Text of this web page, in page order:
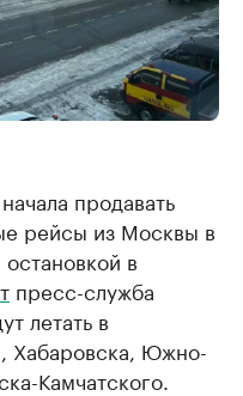
продавать
рейсы из Москвы в
в
пресс-служба
летать в
Хабаровска, Южно-
Камчатского.